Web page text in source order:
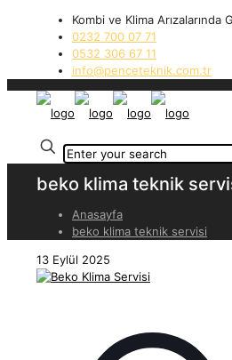
Kombi ve Klima Arızalarında
0232 700 07 71
0532 306 67 11
info@penceteknik.com.tr
beko klima teknik
Anasayfa
beko klima teknik servisi
13 Eylül 2025